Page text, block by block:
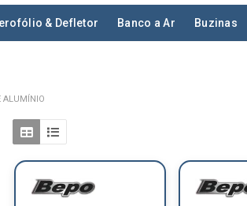
& Defletor Banco a Ar Buzinas
ALUMÍNIO